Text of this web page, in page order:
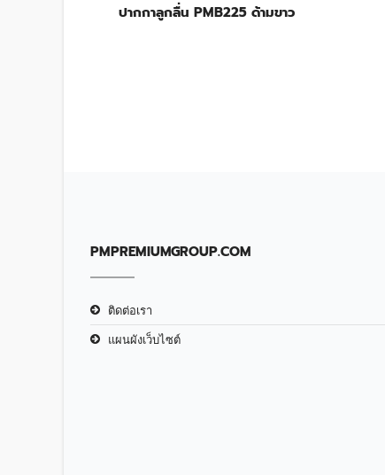
ปากกาลูกลื่น PMB225 ด้ามขาว
PMPREMIUMGROUP.COM
ติดต่อเรา
แผนผังเว็บไซต์